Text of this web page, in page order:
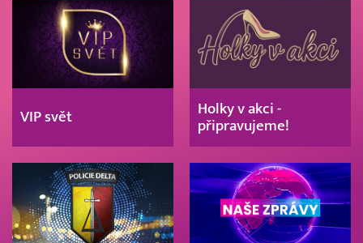
VIP svět
Holky v akci -
připravujeme!